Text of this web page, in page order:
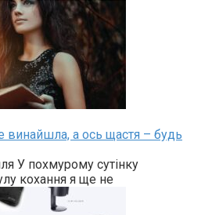
а ось щастя – будь
У похмурому сутінку
кохання я ще не